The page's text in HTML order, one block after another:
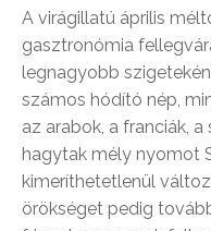
A virágillatú április
gasztronómia
legnagyobb
számos hódító nép,
az arabok, a franciák,
hagytak mély nyomot
kimeríthetetlenül
örökséget pedig